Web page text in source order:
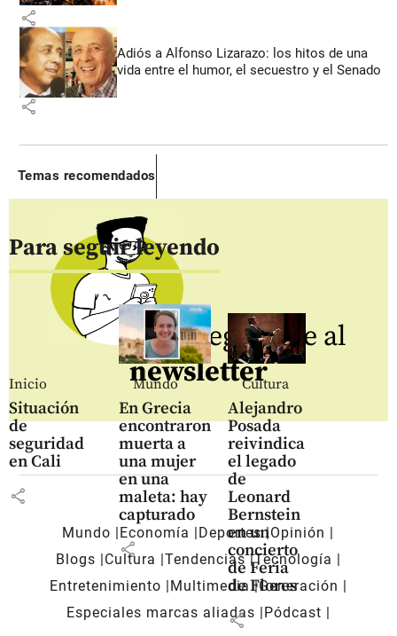
share
Adiós a Alfonso Lizarazo: los hitos de una
vida entre el humor, el secuestro y el Senado
share
Temas recomendados
Para seguir leyendo
Inicio
Situación
de
seguridad
en Cali
share
Mundo
En Grecia
encontraron
muerta a
una mujer
en una
maleta: hay
capturado
share
Cultura
Alejandro
Posada
reivindica
el legado
de
Leonard
Bernstein
en un
concierto
de Feria
de Flores
share
Regístrate al
newsletter
Mundo Economía Deportes Opinión
Blogs
Cultura Tendencias Tecnología
Entretenimiento
Multimedia
Generación
Especiales marcas aliadas
Pódcast